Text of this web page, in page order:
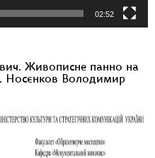
02:52
Живописне панно на
Носєнков Володимир